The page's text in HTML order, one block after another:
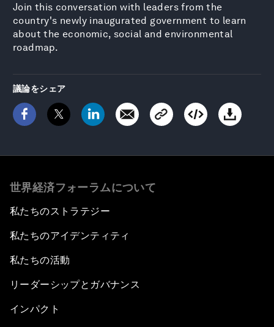
Join this conversation with leaders from the
country's newly inaugurated government to learn
about the economic, social and environmental
roadmap.
議論をシェア
世界経済フォーラムについて
私たちのストラテジー
私たちのアイデンティティ
私たちの活動
リーダーシップとガバナンス
インパクト